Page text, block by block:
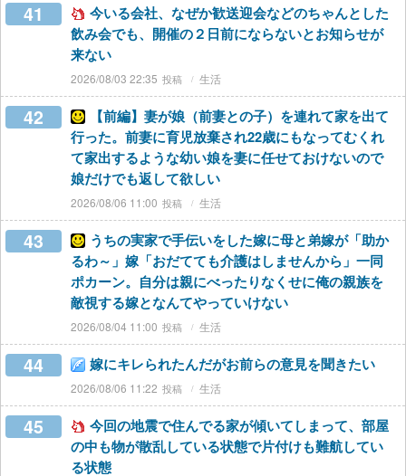
41
今いる会社、なぜか歓送迎会などのちゃんとした
飲み会でも、開催の２日前にならないとお知らせが
来ない
2026/08/03 22:35 生活
42
【前編】妻が娘（前妻との子）を連れて家を出て
行った。前妻に育児放棄され22歳にもなってむくれ
て家出するような幼い娘を妻に任せておけないので
娘だけでも返して欲しい
2026/08/06 11:00 生活
43
うちの実家で手伝いをした嫁に母と弟嫁が「助か
るわ～」嫁「おだてても介護はしませんから」一同
ポカーン。自分は親にべったりなくせに俺の親族を
敵視する嫁となんてやっていけない
2026/08/04 11:00 生活
44 嫁にキレられたんだがお前らの意見を聞きたい
2026/08/06 11:22 生活
45
今回の地震で住んでる家が傾いてしまって、部屋
の中も物が散乱している状態で片付けも難航してい
る状態